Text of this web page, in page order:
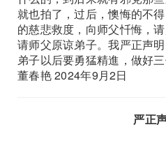
就也拍了，过后，懊悔的不
的慈悲救度，向师父忏悔，
请师父原谅弟子。我严正声
弟子以后要勇猛精進，做好
董春艳 2024年9月2日
严正